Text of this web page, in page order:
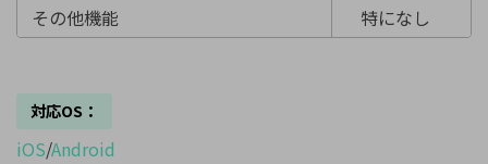
その他機能
特になし
対応OS：
iOS/Android